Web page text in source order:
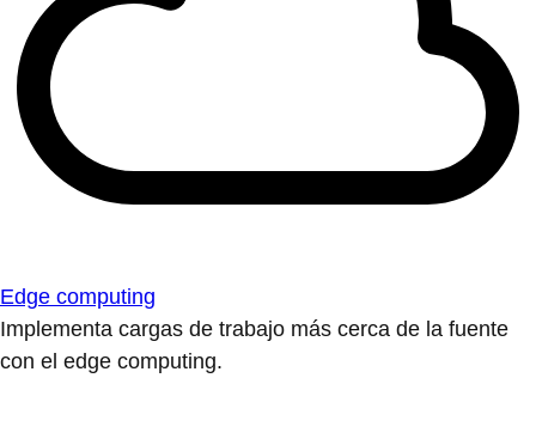
Edge computing
Implementa cargas de trabajo más cerca de la fuente
con el edge computing.